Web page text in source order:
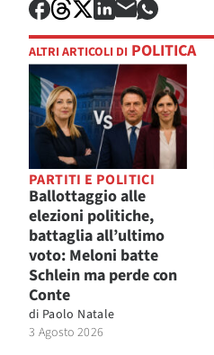
ALTRI ARTICOLI DI POLITICA
PARTITI E POLITICI
Ballottaggio alle
elezioni politiche,
battaglia all’ultimo
voto: Meloni batte
Schlein ma perde con
Conte
di Paolo Natale
3 Agosto 2026